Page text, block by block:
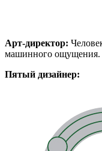
Арт-директор:
машинного ощущения.
Пятый дизайнер: